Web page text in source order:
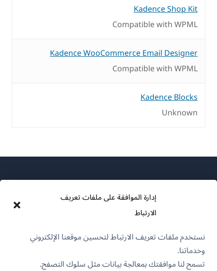
إدارة الموافقة على ملفات تعريف
الارتباط
نستخدم ملفات تعريف الارتباط لتحسين موقعنا الإلكتروني
وخدماتنا.
تسمح لنا موافقتك بمعالجة بيانات مثل سلوك التصفح.
Kadence Shop Kit
Compatible with WPML
Kadence WooCommerce Email Designer
Compatible with WPML
Kadence Blocks
Unknown
سياسة GDPR والخصوصية
انضم إلى فريقنا
(يفتح